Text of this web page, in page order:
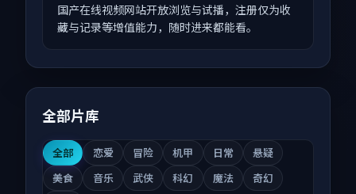
国产在线视频网站开放浏览与试播，注册仅为收
藏与记录等增值能力，随时进来都能看。
全部片库
全部 恋爱 冒险 机甲 日常
悬疑
美食
音乐 武侠 科幻 魔法
奇幻